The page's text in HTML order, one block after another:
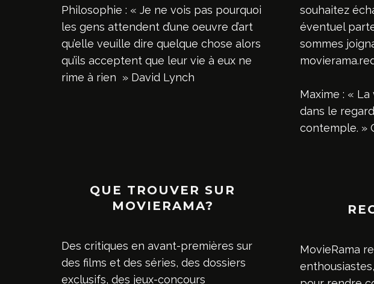
Philosophie : « Je ne vois pas pourquoi
les gens attendent d’une oeuvre d’art
qu’elle veuille dire quelque chose alors
qu’ils acceptent que leur vie à eux ne
rime à rien » David Lynch
QUE TROUVER SUR
MOVIERAMA?
Des critiques en avant-premières sur
des films et des séries, des dossiers
exclusifs, des jeux-concours
souhaitez
éventuel
sommes
Maxime : «
dans le
contemple. »
MovieRama